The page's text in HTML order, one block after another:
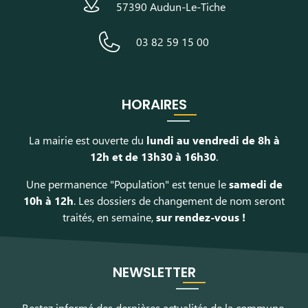
57390 Audun-Le-Tiche
03 82 59 15 00
HORAIRES
La mairie est ouverte du lundi au vendredi de 8h à
12h et de 13h30 à 16h30.
Une permanence "Population" est tenue lesamedi de
10h à 12h. Les dossiers de changement de nom seront
traités, en semaine,sur rendez-vous !
NEWSLETTER